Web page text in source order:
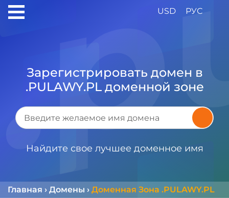
USD РУС
Зарегистрировать домен в
.PULAWY.PL доменной зоне
Найдите свое лучшее доменное имя
Главная › Домены › Доменная Зона .PULAWY.PL